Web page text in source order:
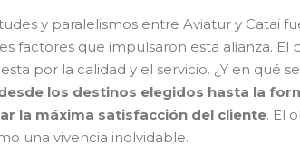
y paralelismos entre Aviatur y Catai
factores que impulsaron esta alianza. El
por la calidad y el servicio. ¿Y en qué
los destinos elegidos hasta la
la máxima satisfacción del cliente. El
una vivencia inolvidable.